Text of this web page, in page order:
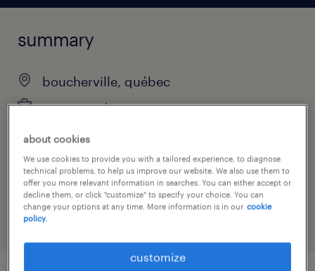
summary
boucherville, québec
permanent
job category
accounting & auditing
about cookies
We use cookies to provide you with a tailored experience, to diagnose
technical problems, to help us improve our website. We also use them to
offer you more relevant information in searches. You can either accept or
decline them, or click "customize" to specify your choice. You can
change your options at any time. More information is in our cookie
policy.
customize